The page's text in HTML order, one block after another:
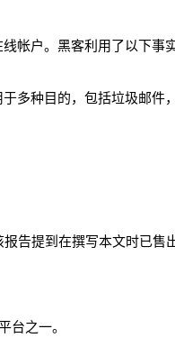
帐户。黑客利用了以下事
多种目的，包括垃圾邮件
告提到在撰写本文时已售
台之一。